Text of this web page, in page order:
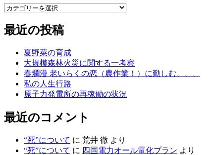
カ
ゴ
リ
最近の投稿
夏野菜の育成
大規模森林火災に関する一考察
春爛漫 老いらくの恋（農作業！）に勤しむ、、、
私の人生行路
原子力発電所の再稼働の状況
最近のコメント
“死”について に 荒井 徹 より
“死”について に 四国電力オール電化プラン より